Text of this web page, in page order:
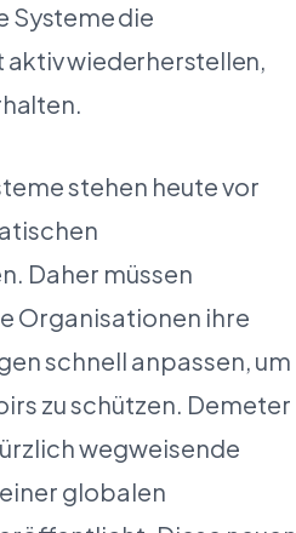
Systeme die
wiederherstellen,
stehen heute vor
Daher müssen
Organisationen ihre
schnell anpassen, um
zu schützen. Demeter
wegweisende
globalen